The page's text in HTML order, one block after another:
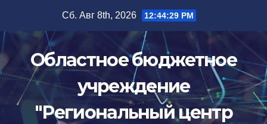
содержимому
Сб. Авг 8th, 2026 12:44:30 PM
Областное бюджетное
учреждение
"Региональный центр